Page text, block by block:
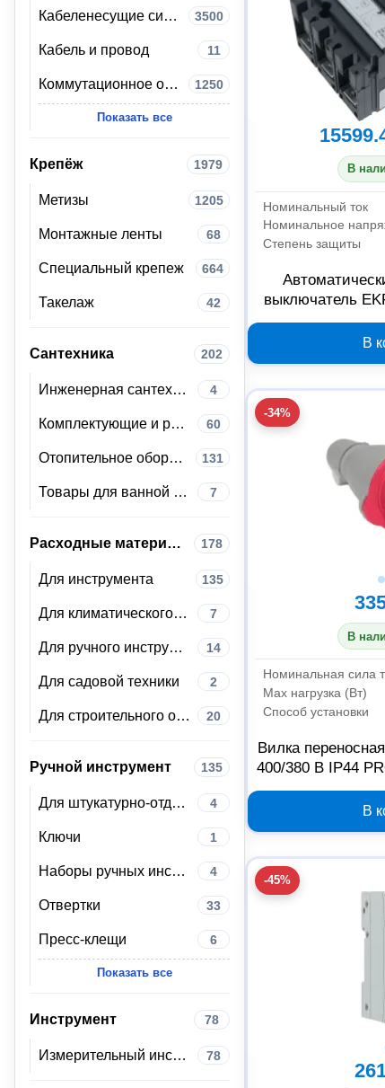
Кабеленесущие системы 3500
Кабель и провод 11
Коммутационное оборудование 1250
Показать все
Крепёж 1979
Метизы 1205
Монтажные ленты 68
Специальный крепеж 664
Такелаж 42
Сантехника 202
Инженерная сантехника 4
Комплектующие и расходные материалы для сантехники 60
Отопительное оборудование 131
Товары для ванной комнаты и туалета 7
Расходные материалы 178
Для инструмента 135
Для климатического оборудования 7
Для ручного инструмента 14
Для садовой техники 2
Для строительного оборудования 20
Ручной инструмент 135
Для штукатурно-отделочных работ 4
Ключи 1
Наборы ручных инструментов 4
Отвертки 33
Пресс-клещи 6
Показать все
Инструмент 78
Измерительный инструмент 78
В
Номинальный ток
Номинальное
Степень защиты
выключатель
36кА
В
-34%
В
Номинальная сила
Max нагрузка (Вт)
Способ установки
Вилка
400/380 В IP44
В
-45%